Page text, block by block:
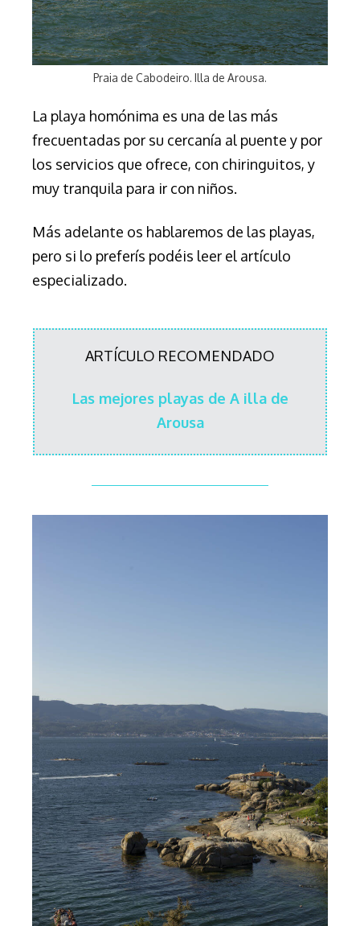
Praia de Cabodeiro. Illa de Arousa.
La playa homónima es una de las más
frecuentadas por su cercanía al puente y por
los servicios que ofrece, con chiringuitos, y
muy tranquila para ir con niños.
Más adelante os hablaremos de las playas,
pero si lo preferís podéis leer el artículo
especializado.
ARTÍCULO RECOMENDADO
Las mejores playas de A illa de
Arousa